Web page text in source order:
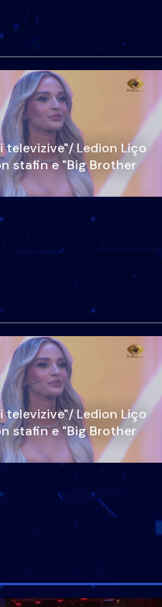
televizive"/ Ledion Liço
stafin e "Big Brother
televizive"/ Ledion Liço
stafin e "Big Brother